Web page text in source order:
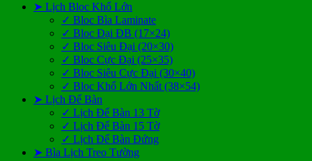
➤ Lịch Bloc Khổ Lớn
✓ Bloc Bìa Laminate
✓ Bloc Đại ĐB (17×24)
✓ Bloc Siêu Đại (20×30)
✓ Bloc Cực Đại (25×35)
✓ Bloc Siêu Cực Đại (30×40)
✓ Bloc Khổ Lớn Nhất (38×54)
➤ Lịch Để Bàn
✓ Lịch Để Bàn 13 Tờ
✓ Lịch Để Bàn 15 Tờ
✓ Lịch Để Bàn Đứng
➤ Bìa Lịch Treo Tường